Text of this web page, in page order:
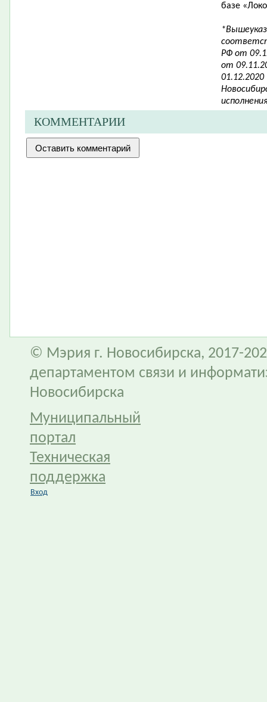
базе
РФ от
от
КОММЕНТАРИИ
© Мэрия г. Новосибирска, 2017-
департаментом связи и
Новосибирска
Муниципальный
портал
Техническая
поддержка
Вход